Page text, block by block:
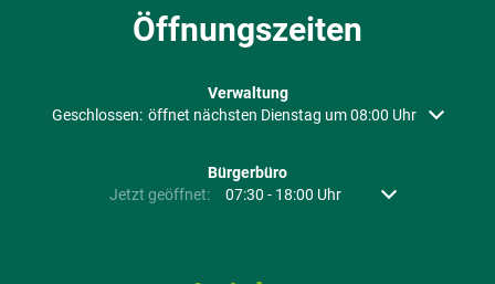
Öffnungszeiten
Verwaltung
Klicken, um weitere Öffnungs- oder Schließzeiten auszublenden
Geschlossen: öffnet nächsten Dienstag um 08:00 Uhr
Bürgerbüro
Klicken, um weitere Öffnungs- oder Schließzeiten
Jetzt geöffnet: 07:30 - 18:00 Uhr Von 07:30 bis